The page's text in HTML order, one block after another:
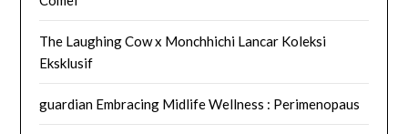
The Laughing Cow x Monchhichi Lancar Koleksi
Eksklusif
guardian Embracing Midlife Wellness : Perimenopaus